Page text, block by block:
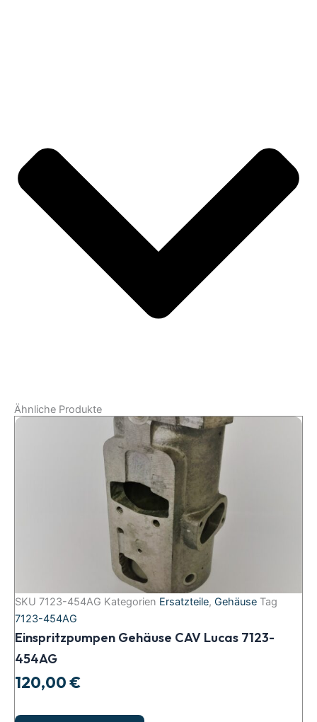
Ähnliche Produkte
SKU 7123-454AG Kategorien Ersatzteile, Gehäuse Tag
7123-454AG
Einspritzpumpen Gehäuse CAV Lucas 7123-
454AG
120,00€